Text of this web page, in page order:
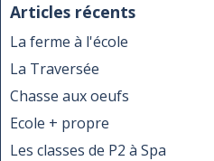
Articles récents
La ferme à l'école
La Traversée
Chasse aux oeufs
Ecole + propre
Les classes de P2 à Spa